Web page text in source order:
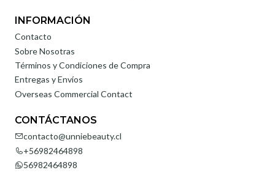
INFORMACIÓN
Contacto
Sobre Nosotras
Términos y Condiciones de Compra
Entregas y Envíos
Overseas Commercial Contact
CONTÁCTANOS
contacto@unniebeauty.cl
+56982464898
56982464898